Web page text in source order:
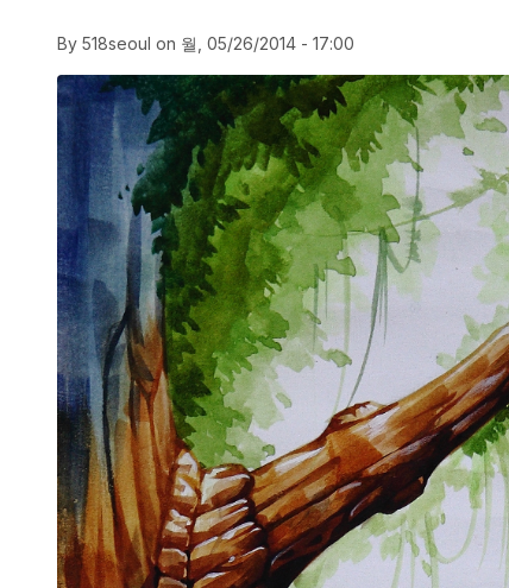
By 518seoul on 월, 05/26/2014 - 17:00